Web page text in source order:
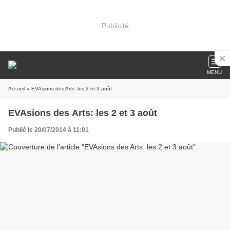
Publicité
MENU
Accueil » EVAsions des Arts: les 2 et 3 août
EVAsions des Arts: les 2 et 3 août
Publié le 20/07/2014 à 11:01